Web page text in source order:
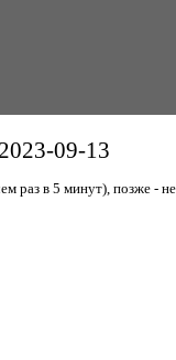
09-13
раз в 5 минут), позже -